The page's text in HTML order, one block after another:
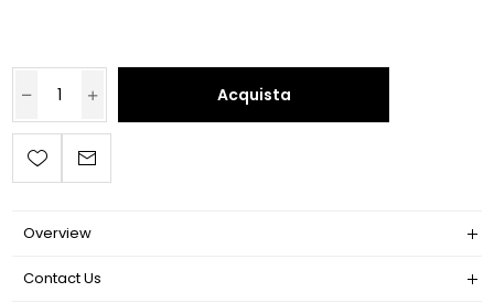
Acquista
Overview
Contact Us